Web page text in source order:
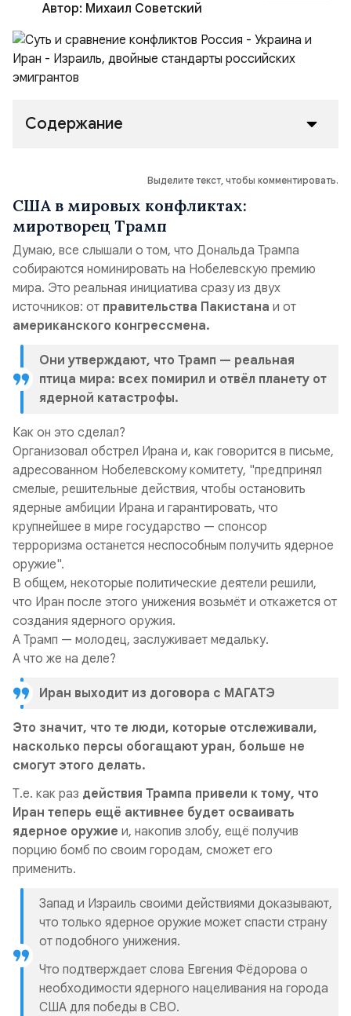
Автор: Михаил Советский
Содержание
Выделите текст, чтобы комментировать.
США в мировых конфликтах:
миротворец Трамп
Думаю, все слышали о том, что Дональда Трампа
собираются номинировать на Нобелевскую премию
мира. Это реальная инициатива сразу из двух
источников: от правительства Пакистана и от
американского конгрессмена.
Они утверждают, что Трамп — реальная
птица мира: всех помирил и отвёл планету от
ядерной катастрофы.
Как он это сделал?
Организовал обстрел Ирана и, как говорится в письме,
адресованном Нобелевскому комитету, "предпринял
смелые, решительные действия, чтобы остановить
ядерные амбиции Ирана и гарантировать, что
крупнейшее в мире государство — спонсор
терроризма останется неспособным получить ядерное
оружие".
В общем, некоторые политические деятели решили,
что Иран после этого унижения возьмёт и откажется от
создания ядерного оружия.
А Трамп — молодец, заслуживает медальку.
А что же на деле?
Иран выходит из договора с МАГАТЭ
Это значит, что те люди, которые отслеживали,
насколько персы обогащают уран, больше не
смогут этого делать.
Т.е. как раз действия Трампа привели к тому, что
Иран теперь ещё активнее будет осваивать
ядерное оружие и, накопив злобу, ещё получив
порцию бомб по своим городам, сможет его
применить.
Запад и Израиль своими действиями доказывают,
что только ядерное оружие может спасти страну
от подобного унижения.
Что подтверждает слова Евгения Фёдорова о
необходимости ядерного нацеливания на города
США для победы в СВО.